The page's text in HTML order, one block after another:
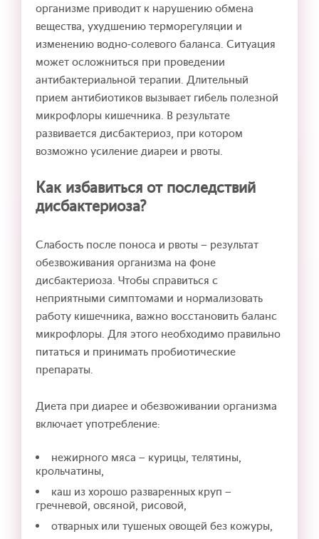
организме приводит к нарушению обмена
вещества, ухудшению терморегуляции и
изменению водно-солевого баланса. Ситуация
может осложниться при проведении
антибактериальной терапии. Длительный
прием антибиотиков вызывает гибель полезной
микрофлоры кишечника. В результате
развивается дисбактериоз, при котором
возможно усиление диареи и рвоты.
Как избавиться от последствий
дисбактериоза?
Слабость после поноса и рвоты – результат
обезвоживания организма на фоне
дисбактериоза. Чтобы справиться с
неприятными симптомами и нормализовать
работу кишечника, важно восстановить баланс
микрофлоры. Для этого необходимо правильно
питаться и принимать пробиотические
препараты.
Диета при диарее и обезвоживании организма
включает употребление:
нежирного мяса – курицы, телятины,
крольчатины,
каш из хорошо разваренных круп –
гречневой, овсяной, рисовой,
отварных или тушеных овощей без кожуры,